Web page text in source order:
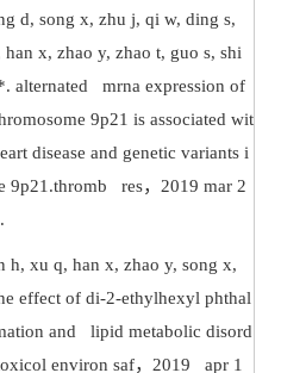
d, song x, zhu j, qi w, ding s,
x, zhao y, zhao t, guo s, shi
alternated mrna expression of
9p21 is associated wit
disease and genetic variants i
9p21.thromb res， 2019 mar 2
h, xu q, han x, zhao y, song x,
effect of di-2-ethylhexyl phthal
and lipid metabolic disord
environ saf， 2019 apr 1